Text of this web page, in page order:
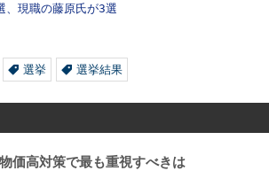
、現職の藤原氏が3選
選挙 選挙結果
価高対策で最も重視すべきは